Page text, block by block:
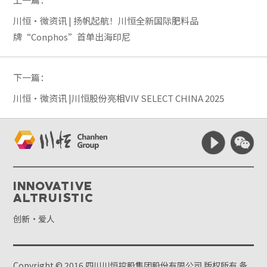
川恒·微资讯 | 扬帆起航！川恒全新国际肥料品
牌“Conphos”首单出海印尼
下一篇：
川恒·微资讯 |川恒股份亮相VIV SELECT CHINA 2025
Innovative
Altruistic
创新·爱人